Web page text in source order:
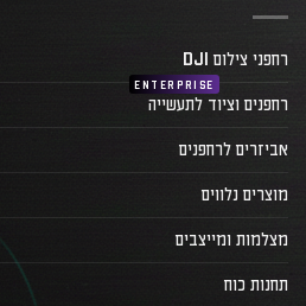
רחפני צילום DJI
רחפנים וציוד לתעשייה
אביזרים לרחפנים
מוצרים נלווים
מצלמות ומייצבים
תחנות כוח